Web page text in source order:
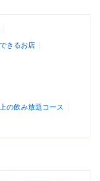
きるお店
の飲み放題コース